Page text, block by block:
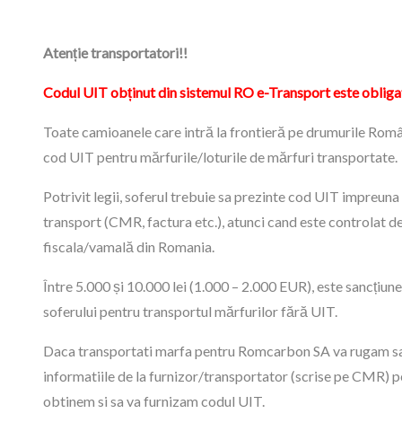
Atenție transportatori!!
Codul UIT obținut din sistemul RO e-Transport este
Toate camioanele care intră la frontieră pe drumurile
cod UIT pentru mărfurile/loturile de mărfuri transportate.
Potrivit legii, soferul trebuie sa prezinte cod UIT impreuna
transport (CMR, factura etc.), atunci cand este controlat
fiscala/vamală din Romania.
Între 5.000 și 10.000 lei (1.000 – 2.000 EUR), este
soferului pentru transportul mărfurilor fără UIT.
Daca transportati marfa pentru Romcarbon SA va rugam
informatiile de la furnizor/transportator (scrise pe CMR)
obtinem si sa va furnizam codul UIT.